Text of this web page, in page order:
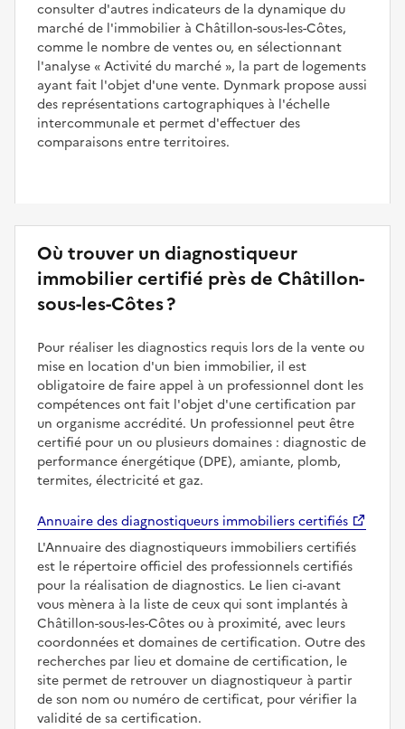
consulter d'autres indicateurs de la dynamique du
marché de l'immobilier à Châtillon-sous-les-Côtes,
comme le nombre de ventes ou, en sélectionnant
l'analyse
Activité du marché , la part de logements
ayant fait l'objet d'une vente. Dynmark propose aussi
des représentations cartographiques à l'échelle
intercommunale et permet d'effectuer des
comparaisons entre territoires.
Où trouver un diagnostiqueur
immobilier certifié près de Châtillon-
sous-les-Côtes ?
Pour réaliser les diagnostics requis lors de la vente ou
mise en location d'un bien immobilier, il est
obligatoire de faire appel à un professionnel dont les
compétences ont fait l'objet d'une certification par
un organisme accrédité. Un professionnel peut être
certifié pour un ou plusieurs domaines : diagnostic de
performance énergétique (DPE), amiante, plomb,
termites, électricité et gaz.
Annuaire des diagnostiqueurs immobiliers certifiés
L'Annuaire des diagnostiqueurs immobiliers certifiés
est le répertoire officiel des professionnels certifiés
pour la réalisation de diagnostics. Le lien ci-avant
vous mènera à la liste de ceux qui sont implantés à
Châtillon-sous-les-Côtes ou à proximité, avec leurs
coordonnées et domaines de certification. Outre des
recherches par lieu et domaine de certification, le
site permet de retrouver un diagnostiqueur à partir
de son nom ou numéro de certificat, pour vérifier la
validité de sa certification.